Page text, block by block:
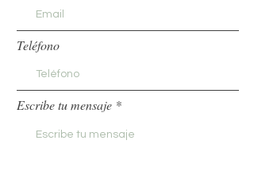
Teléfono
Escribe tu mensaje